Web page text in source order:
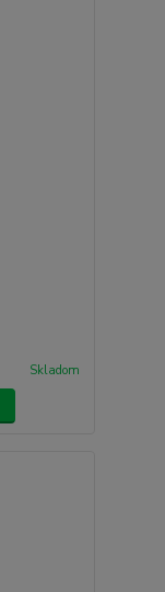
Skladom